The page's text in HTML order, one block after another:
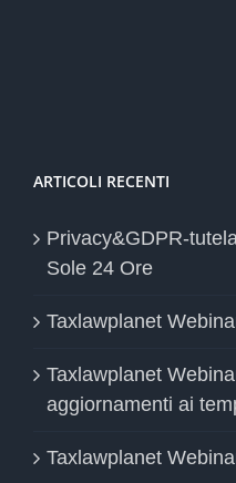
ARTICOLI RECENTI
Privacy&GDPR-
Sole 24 Ore
Taxlawplanet
Taxlawplanet
aggiornamenti ai
Taxlawplanet